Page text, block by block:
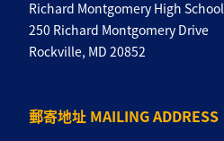
Richard Montgomery High School
250 Richard Montgomery Drive
Rockville, MD 20852
郵寄地址 MAILING ADDRESS